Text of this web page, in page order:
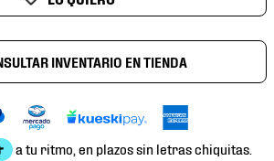
INVENTARIO EN TIENDA